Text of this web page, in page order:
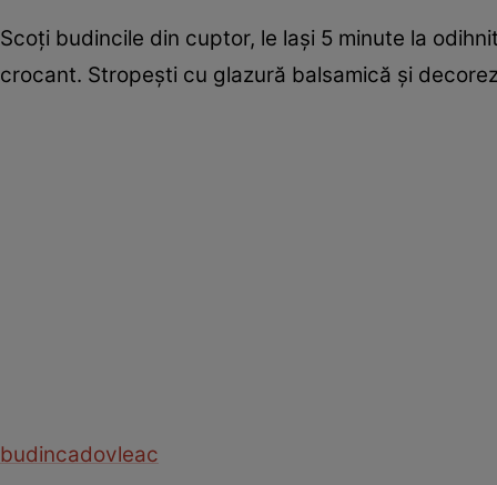
Scoți budincile din cuptor, le lași 5 minute la
crocant. Stropești cu glazură balsamică și
budincadovleac